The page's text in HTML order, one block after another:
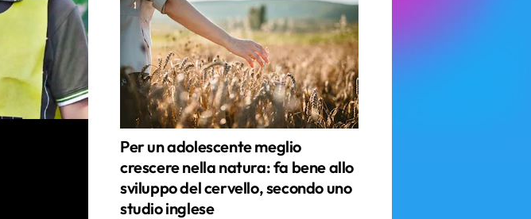
Per un adolescente meglio
crescere nella natura: fa bene allo
sviluppo del cervello, secondo uno
studio inglese